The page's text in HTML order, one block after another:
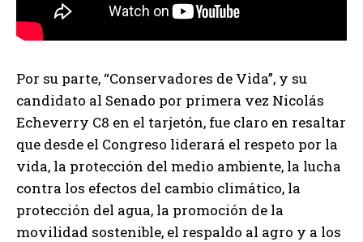
Por su parte, “Conservadores de Vida”, y su
candidato al Senado por primera vez Nicolás
Echeverry C8 en el tarjetón, fue claro en resaltar
que desde el Congreso liderará el respeto por la
vida, la protección del medio ambiente, la lucha
contra los efectos del cambio climático, la
protección del agua, la promoción de la
movilidad sostenible, el respaldo al agro y a los